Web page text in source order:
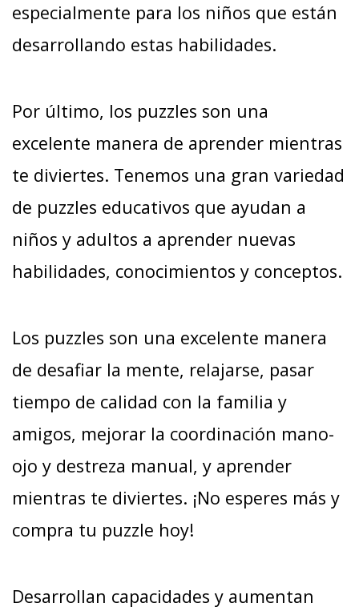
especialmente para los niños que están
desarrollando estas habilidades.
Por último, los puzzles son una
excelente manera de aprender mientras
te diviertes. Tenemos una gran variedad
de puzzles educativos que ayudan a
niños y adultos a aprender nuevas
habilidades, conocimientos y conceptos.
Los puzzles son una excelente manera
de desafiar la mente, relajarse, pasar
tiempo de calidad con la familia y
amigos, mejorar la coordinación mano-
ojo y destreza manual, y aprender
mientras te diviertes. ¡No esperes más y
compra tu puzzle hoy!
Desarrollan capacidades y aumentan